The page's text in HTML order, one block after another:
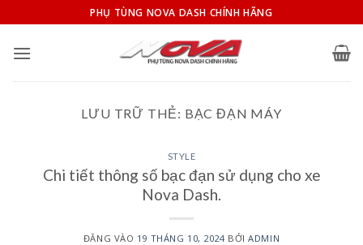
qua
nội
PHỤ TÙNG NOVA DASH CHÍNH HÃNG
LƯU TRỮ THẺ: BẠC ĐẠN MÁY
STYLE
Chi tiết thông số bạc đạn sử dụng cho xe
Nova Dash.
ĐĂNG VÀO 19 THÁNG 10, 2024 BỞIADMIN